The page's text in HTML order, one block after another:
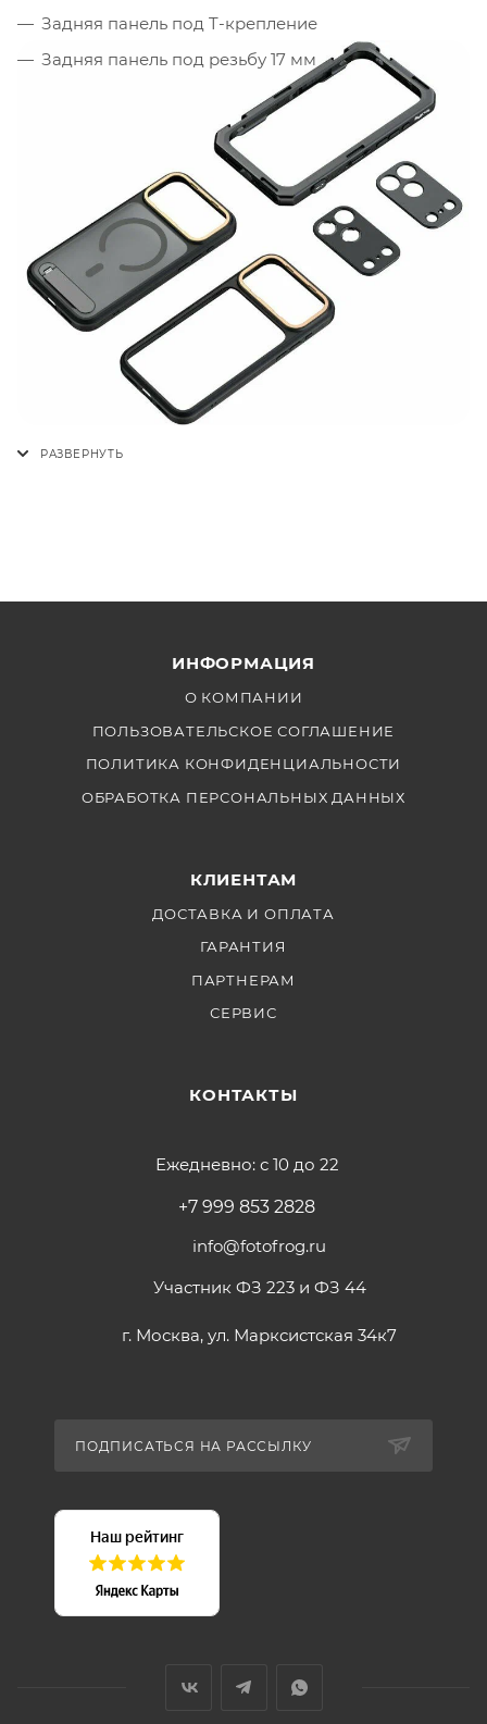
Задняя панель под T-крепление
Задняя панель под резьбу 17 мм
ИНФОРМАЦИЯ
О КОМПАНИИ
ПОЛЬЗОВАТЕЛЬСКОЕ СОГЛАШЕНИЕ
ПОЛИТИКА КОНФИДЕНЦИАЛЬНОСТИ
ОБРАБОТКА ПЕРСОНАЛЬНЫХ ДАННЫХ
КЛИЕНТАМ
ДОСТАВКА И ОПЛАТА
ГАРАНТИЯ
ПАРТНЕРАМ
СЕРВИС
КОНТАКТЫ
Ежедневно: с 10 до 22
+7 999 853 2828
info@fotofrog.ru
Участник ФЗ 223 и ФЗ 44
г. Москва, ул. Марксистская 34к7
ПОДПИСАТЬСЯ НА РАССЫЛКУ